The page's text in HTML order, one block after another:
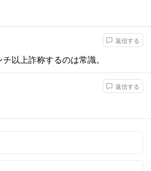
返信する
以上詐称するのは常識。
返信する